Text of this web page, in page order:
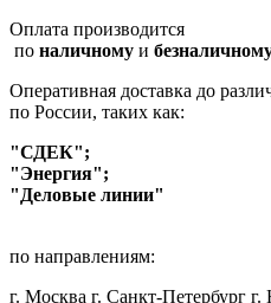
Оплата производится
по наличному и
Оперативная доставка до
по России, таких как:
"СДЕК";
"Энергия";
"Деловые линии"
по направлениям:
г. Москва г. Санкт-Петербург